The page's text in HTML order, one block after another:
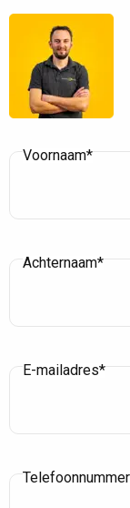
Voornaam*
Achternaam*
E-mailadres*